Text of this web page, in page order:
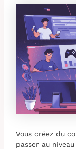
Vous créez du
passer au